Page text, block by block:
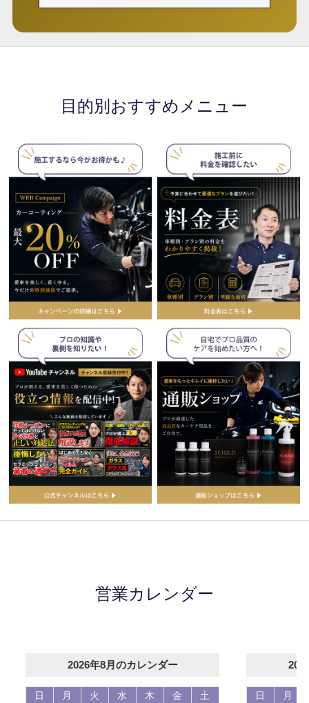
目的別おすすめメニュー
営業カレンダー
2026年8月のカレンダー
日 月 火 水 木 金
土
日 月